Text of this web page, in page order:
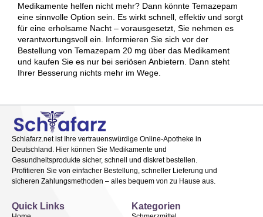
Medikamente helfen nicht mehr? Dann könnte Temazepam
eine sinnvolle Option sein. Es wirkt schnell, effektiv und sorgt
für eine erholsame Nacht – vorausgesetzt, Sie nehmen es
verantwortungsvoll ein. Informieren Sie sich vor der
Bestellung von Temazepam 20 mg über das Medikament
und kaufen Sie es nur bei seriösen Anbietern. Dann steht
Ihrer Besserung nichts mehr im Wege.
Schlafarz.net ist Ihre vertrauenswürdige Online-Apotheke in
Deutschland. Hier können Sie Medikamente und
Gesundheitsprodukte sicher, schnell und diskret bestellen.
Profitieren Sie von einfacher Bestellung, schneller Lieferung und
sicheren Zahlungsmethoden – alles bequem von zu Hause aus.
Kategorien
Quick Links